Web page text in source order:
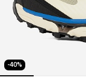
-40%